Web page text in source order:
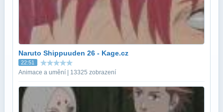
Naruto Shippuuden 26 - Kage.cz
22:51
Animace a umění | 13325 zobrazení